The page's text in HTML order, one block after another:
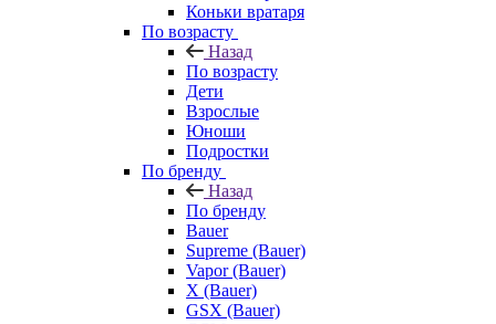
Коньки вратаря
По возрасту
Назад
По возрасту
Дети
Взрослые
Юноши
Подростки
По бренду
Назад
По бренду
Bauer
Supreme (Bauer)
Vapor (Bauer)
X (Bauer)
GSX (Bauer)